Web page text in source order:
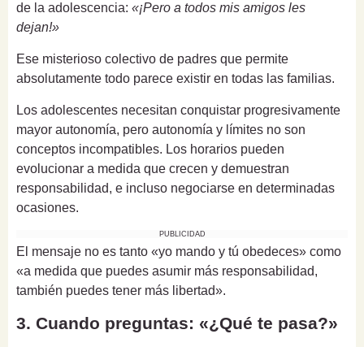
de la adolescencia: «¡Pero a todos mis amigos les
dejan!»
Ese misterioso colectivo de padres que permite
absolutamente todo parece existir en todas las familias.
Los adolescentes necesitan conquistar progresivamente
mayor autonomía, pero autonomía y límites no son
conceptos incompatibles. Los horarios pueden
evolucionar a medida que crecen y demuestran
responsabilidad, e incluso negociarse en determinadas
ocasiones.
PUBLICIDAD
El mensaje no es tanto «yo mando y tú obedeces» como
«a medida que puedes asumir más responsabilidad,
también puedes tener más libertad».
3. Cuando preguntas: «¿Qué te pasa?»